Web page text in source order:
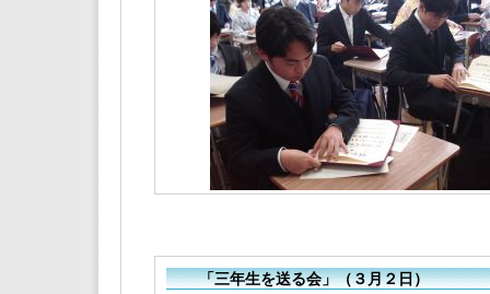
「三年生を送る会」（３月２日）